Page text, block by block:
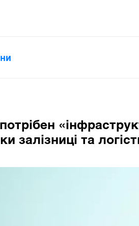
потрібен
залізниці та